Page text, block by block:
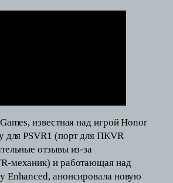
известная над игрой Honor
для PSVR1 (порт для ПКVR
отзывы из-за
механик) и работающая над
Enhanced, анонсировала новую